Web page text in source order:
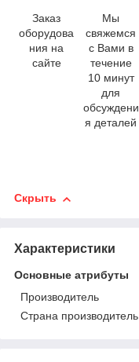
Заказ
оборудова
ния на
сайте
Мы
свяжемся
с Вами в
течение
10 минут
для
обсуждени
я деталей
Скрыть
Характеристики
Основные атрибуты
Производитель
Страна производитель